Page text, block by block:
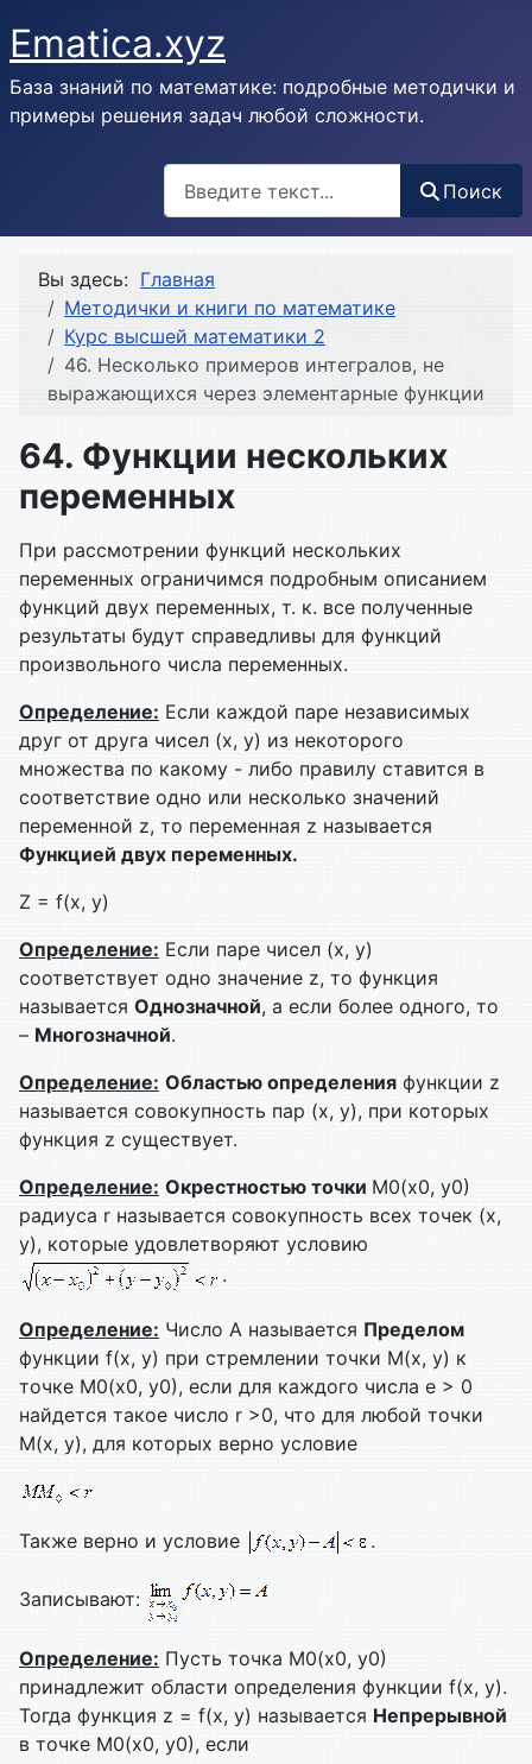
Ematica.xyz
База знаний по математике: подробные методички и
примеры решения задач любой сложности.
Поиск
Вы здесь: Главная
Методички и книги по математике
Курс высшей математики 2
46. Несколько примеров интегралов, не
выражающихся через элементарные функции
64. Функции нескольких
переменных
При рассмотрении функций нескольких
переменных ограничимся подробным описанием
функций двух переменных, т. к. все полученные
результаты будут справедливы для функций
произвольного числа переменных.
Определение: Если каждой паре независимых
друг от друга чисел (х, у) из некоторого
множества по какому - либо правилу ставится в
соответствие одно или несколько значений
переменной z, то переменная z называется
Функцией двух переменных.
Z = f(x, y)
Определение: Если паре чисел (х, у)
соответствует одно значение z, то функция
называется Однозначной, а если более одного, то
– Многозначной.
Определение: Областью определения функции z
называется совокупность пар (х, у), при которых
функция z существует.
Определение: Окрестностью точки М0(х0, у0)
радиуса r называется совокупность всех точек (х,
у), которые удовлетворяют условию
.
Определение: Число А называется Пределом
функции f(x, y) при стремлении точки М(х, у) к
точке М0(х0, у0), если для каждого числа e > 0
найдется такое число r >0, что для любой точки
М(х, у), для которых верно условие
Также верно и условие .
Записывают:
Определение: Пусть точка М0(х0, у0)
принадлежит области определения функции f(x, y).
Тогда функция z = f(x, y) называется Непрерывной
в точке М0(х0, у0), если